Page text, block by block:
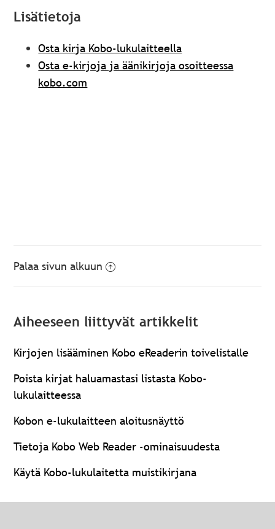
Lisätietoja
Osta kirja Kobo-lukulaitteella
Osta e-kirjoja ja äänikirjoja osoitteessa
kobo.com
Palaa sivun alkuun
Aiheeseen liittyvät artikkelit
Kirjojen lisääminen Kobo eReaderin toivelistalle
Poista kirjat haluamastasi listasta Kobo-
lukulaitteessa
Kobon e-lukulaitteen aloitusnäyttö
Tietoja Kobo Web Reader -ominaisuudesta
Käytä Kobo-lukulaitetta muistikirjana